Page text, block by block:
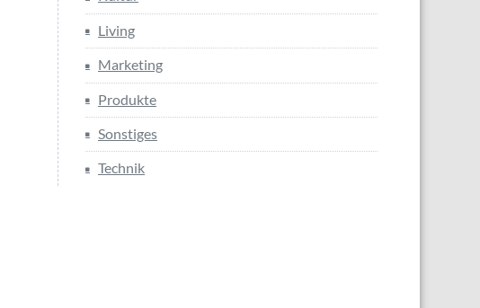
Living
Marketing
Produkte
Sonstiges
Technik